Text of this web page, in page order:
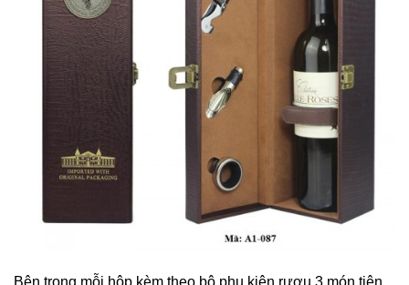
Bên trong mỗi hộp kèm theo bộ phụ kiện rượu 3 món tiện